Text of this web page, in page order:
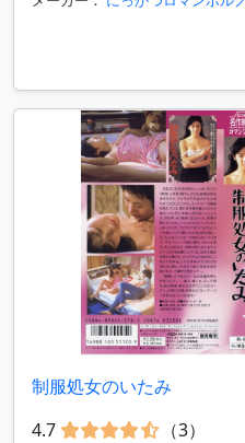
制服処女のいたみ
4.7
（3）